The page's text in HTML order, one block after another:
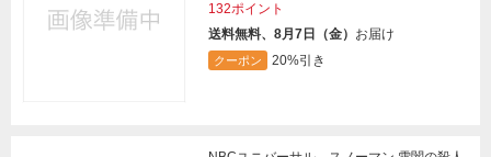
132ポイント
送料無料、8月7日（金） お届け
クーポン 20%引き